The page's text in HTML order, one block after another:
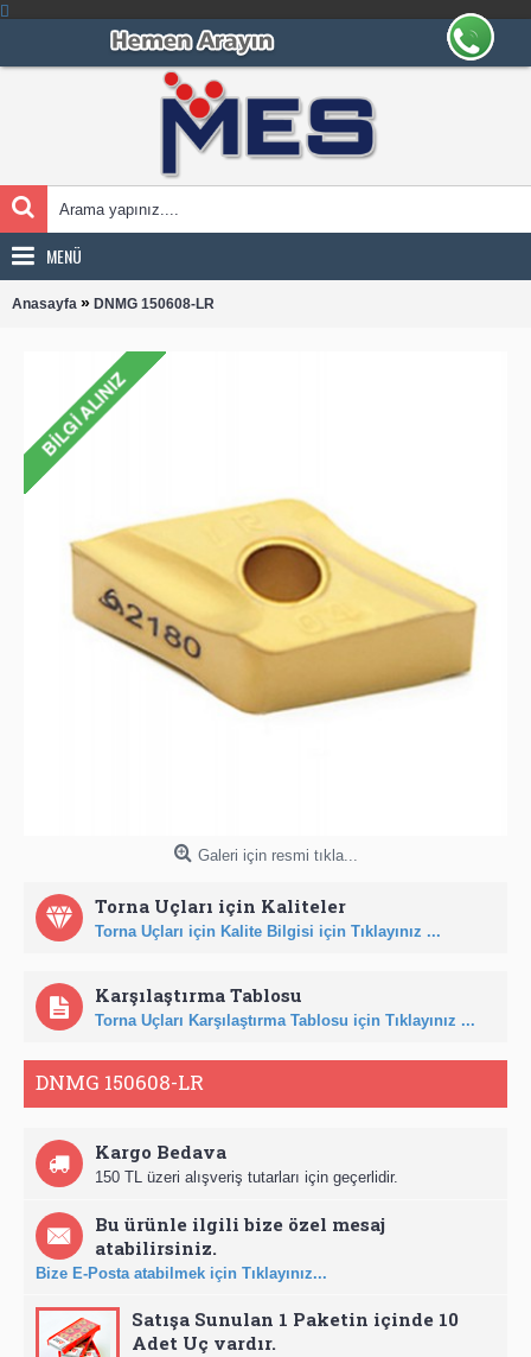
MENÜ
Anasayfa » DNMG 150608-LR
Galeri için resmi tıkla...
Torna Uçları için Kaliteler
Torna Uçları için Kalite Bilgisi için Tıklayınız ...
Karşılaştırma Tablosu
Torna Uçları Karşılaştırma Tablosu için Tıklayınız ...
DNMG 150608-LR
Kargo Bedava
150 TL üzeri alışveriş tutarları için geçerlidir.
Bu ürünle ilgili bize özel mesaj
atabilirsiniz.
Bize E-Posta atabilmek için Tıklayınız...
Satışa Sunulan 1 Paketin içinde 10
Adet Uç vardır.